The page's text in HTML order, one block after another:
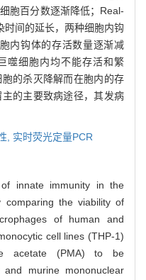
胞百分数逐渐降低；Real-
时间的延长，两种细胞内钩
内钩体的存活数量逐渐减
噬细胞内均不能存活和繁
的杀灭降解而在胞内的存
的主要致病途径，其发病
, 实时荧光定量PCR
innate immunity in the
comparing the viability of
of human and
cell lines (THP-1)
acetate (PMA) to be
and murine mononuclear